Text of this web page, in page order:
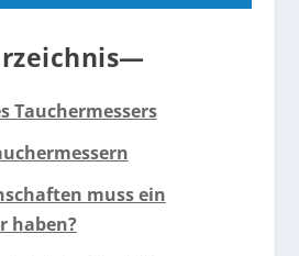
Tauchermessers
muss ein
haben?